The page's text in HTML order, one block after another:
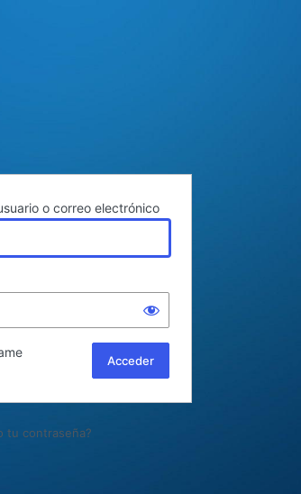
o correo electrónico
tu contraseña?